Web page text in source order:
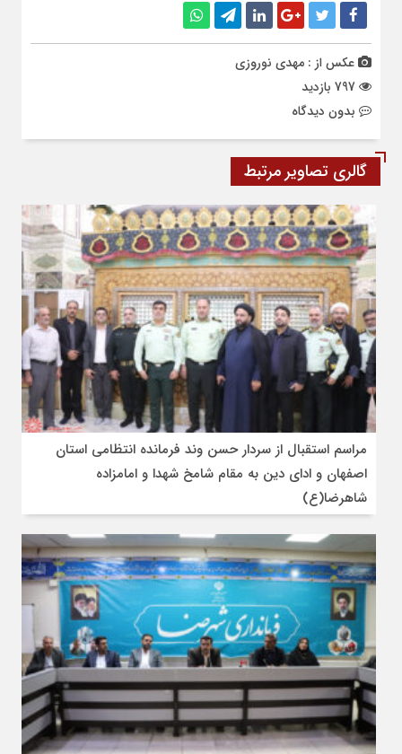
عکس از : مهدی نوروزی
بدون دیدگاه
گالری تصاویر مرتبط
مراسم استقبال از سردار حسن وند فرمانده انتظامی استان
اصفهان و ادای دین به مقام شامخ شهدا و امامزاده
شاهرضا(ع)